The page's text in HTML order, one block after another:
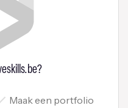
Maak een portfolio